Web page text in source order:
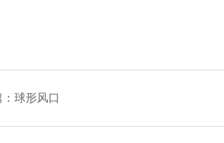
：球形风口